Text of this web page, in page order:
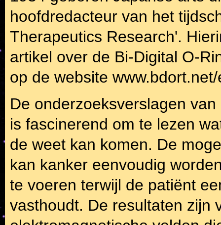
hoofdredacteur van het
Therapeutics Research'.
artikel over de Bi-Digital O-
op de website
De onderzoeksverslagen
is fascinerend om te lezen
de weet kan komen. De
kan kanker eenvoudig
te voeren terwijl de patiënt
vasthoudt. De resultaten zijn